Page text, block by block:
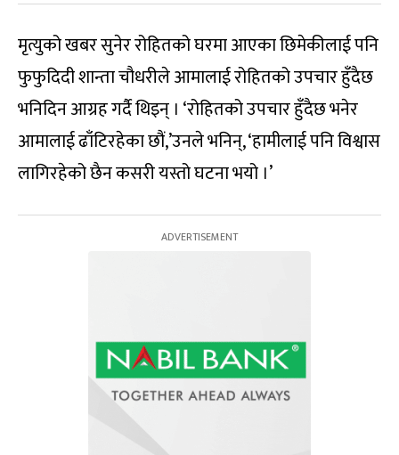
मृत्युको खबर सुनेर रोहितको घरमा आएका छिमेकीलाई पनि
फुफुदिदी शान्ता चौधरीले आमालाई रोहितको उपचार हुँदैछ
भनिदिन आग्रह गर्दै थिइन् । ‘रोहितको उपचार हुँदैछ भनेर
आमालाई ढाँटिरहेका छौं,’उनले भनिन्, ‘हामीलाई पनि विश्वास
लागिरहेको छैन कसरी यस्तो घटना भयो ।’